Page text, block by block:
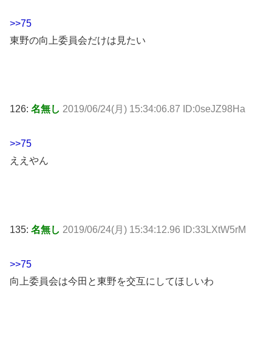
>>75
東野の向上委員会だけは見たい
126: 名無し 2019/06/24(月) 15:34:06.87 ID:0seJZ98Ha
>>75
ええやん
135: 名無し 2019/06/24(月) 15:34:12.96 ID:33LXtW5rM
>>75
向上委員会は今田と東野を交互にしてほしいわ